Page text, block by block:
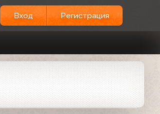
Вход Регистрация